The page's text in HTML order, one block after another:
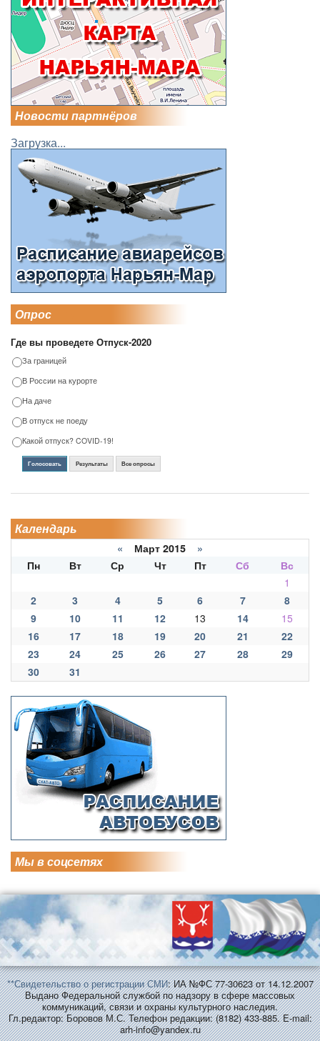
Новости партнёров
Загрузка...
Опрос
Где вы проведете Отпуск-2020
За границей
В России на курорте
На даче
В отпуск не поеду
Какой отпуск? COVID-19!
Голосовать Результаты Все опросы
Календарь
« Март 2015 »
Пн
Вт Ср Чт Пт Сб
Вс
1
2
3 4 5 6 7
8
9
10 11 12 13 14
15
16
17 18 19 20 21
22
23
24 25 26 27 28
29
30
31
Мы в соцсетях
**Свидетельство о регистрации СМИ: ИА №ФС 77-30623 от 14.12.2007
Выдано Федеральной службой по надзору в сфере массовых
коммуникаций, связи и охраны культурного наследия.
Гл.редактор: Боровов М.С. Телефон редакции: (8182) 433-885. E-mail:
arh-info@yandex.ru